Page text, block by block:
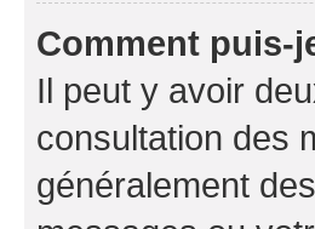
Comment puis-
Il peut y avoir
consultation des
généralement